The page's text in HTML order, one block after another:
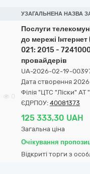
УЗАГАЛЬНЕНА НАЗВА
Послуги
до мережі
021: 2015 -
провайдерів
UA-2026-02-19-
Дата створення
Філія "ЦТС "Ліски" АТ
ЄДРПОУ: 40081373
125 333,30 UAH
Загальна ціна
Очікування
Відкриті торги з